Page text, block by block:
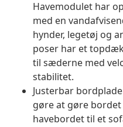
Havemodulet har
med en
hynder, legetøj og
poser har et
til sæderne med
stabilitet.
Justerbar
gøre at gøre
havebordet til et